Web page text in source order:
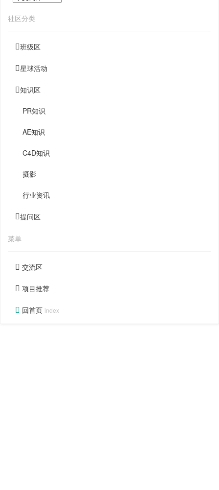
社区分类
班级区
星球活动
知识区
PR知识
AE知识
C4D知识
摄影
行业资讯
提问区
菜单
交流区
项目推荐
回首页 index